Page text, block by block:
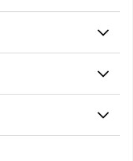
BETYG 0